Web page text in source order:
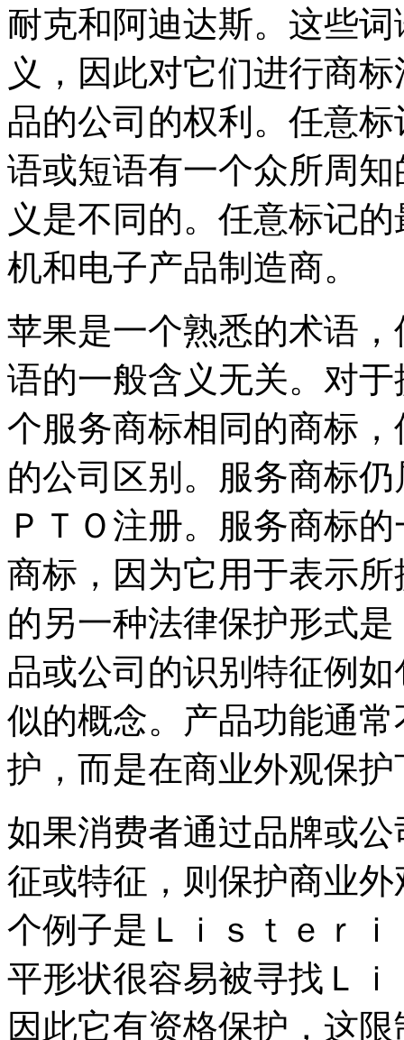
耐克和阿迪达斯。这些
义，因此对它们进行商
品的公司的权利。任意
语或短语有一个众所周
义是不同的。任意标记
机和电子产品制造商。
苹果是一个熟悉的术语
语的一般含义无关。对
个服务商标相同的商标
的公司区别。服务商标
ＰＴＯ注册。服务商标
商标，因为它用于表示
的另一种法律保护形式
品或公司的识别特征例
似的概念。产品功能通
护，而是在商业外观保护
如果消费者通过品牌或
征或特征，则保护商业
个例子是Ｌｉｓｔｅｒ
平形状很容易被寻找Ｌ
因此它有资格保护，这